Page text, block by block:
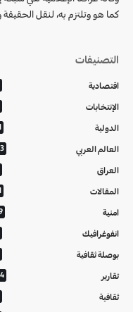
كما هو وتلتزم به، لنقل الحقيقة
التصنيفات
اقتصادية
الإنتخابات
الدولية
العالم العربي
العراق
المقالات
امنية
انفوغرافيك
بوصلة ثقافية
تقارير
ثقافية